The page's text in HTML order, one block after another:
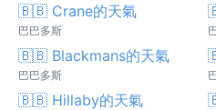
🇧🇧 Crane的天氣
巴巴多斯
🇧🇧 Blackmans的天氣
巴巴多斯
🇧🇧 Hillaby的天氣